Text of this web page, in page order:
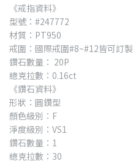
《戒指資料》
型號：#247772
材質：PT950
戒圍：國際戒圍#8~#12皆可訂製
鑽石數量： 20P
總克拉數：0.16ct
《鑽石資料》
形狀：圓鑽型
顏色級別：F
淨度級別：VS1
鑽石數量：1
總克拉數：30